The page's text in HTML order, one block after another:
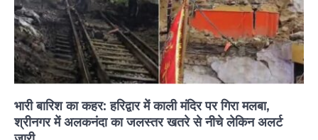
भारी बारिश का कहर: हरिद्वार में काली मंदिर पर गिरा मलबा,
श्रीनगर में अलकनंदा का जलस्तर खतरे से नीचे लेकिन अलर्ट